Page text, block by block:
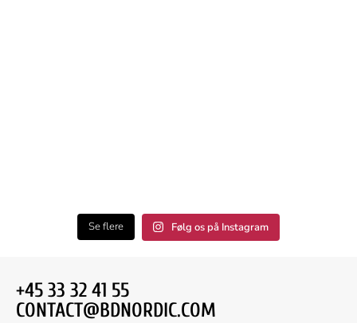
Se flere Følg os på Instagram
+45 33 32 41 55
CONTACT@BDNORDIC.COM